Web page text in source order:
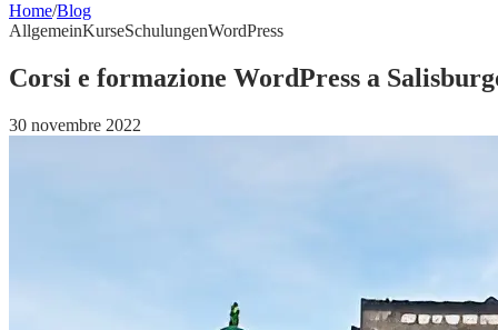
Home/Blog
AllgemeinKurseSchulungenWordPress
Corsi e formazione WordPress a
30 novembre 2022